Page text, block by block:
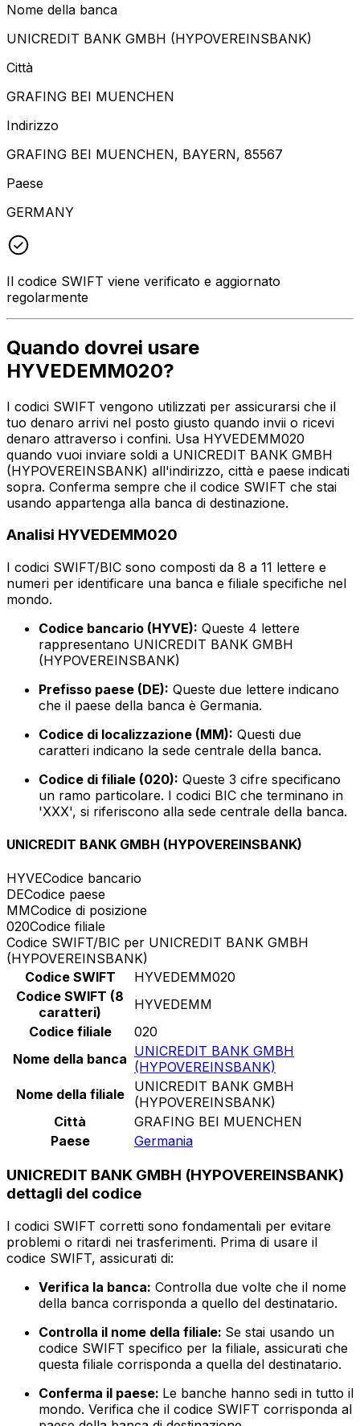
Nome della banca
UNICREDIT BANK GMBH (HYPOVEREINSBANK)
Città
GRAFING BEI MUENCHEN
Indirizzo
GRAFING BEI MUENCHEN, BAYERN, 85567
Paese
GERMANY
Il codice SWIFT viene verificato e aggiornato
regolarmente
Quando dovrei usare
HYVEDEMM020?
I codici SWIFT vengono utilizzati per assicurarsi che il
tuo denaro arrivi nel posto giusto quando invii o ricevi
denaro attraverso i confini. Usa HYVEDEMM020
quando vuoi inviare soldi a UNICREDIT BANK GMBH
(HYPOVEREINSBANK) all'indirizzo, città e paese indicati
sopra. Conferma sempre che il codice SWIFT che stai
usando appartenga alla banca di destinazione.
Analisi HYVEDEMM020
I codici SWIFT/BIC sono composti da 8 a 11 lettere e
numeri per identificare una banca e filiale specifiche nel
mondo.
Codice bancario (HYVE): Queste 4 lettere
rappresentano UNICREDIT BANK GMBH
(HYPOVEREINSBANK)
Prefisso paese (DE): Queste due lettere indicano
che il paese della banca è Germania.
Codice di localizzazione (MM): Questi due
caratteri indicano la sede centrale della banca.
Codice di filiale (020): Queste 3 cifre specificano
un ramo particolare. I codici BIC che terminano in
'XXX', si riferiscono alla sede centrale della banca.
UNICREDIT BANK GMBH (HYPOVEREINSBANK)
HYVECodice bancario
DECodice paese
MMCodice di posizione
020Codice filiale
Codice SWIFT/BIC per UNICREDIT BANK GMBH
(HYPOVEREINSBANK)
Codice SWIFT
HYVEDEMM020
Codice SWIFT (8
caratteri)
HYVEDEMM
Codice filiale
020
Nome della banca UNICREDIT BANK GMBH
(HYPOVEREINSBANK)
Nome della filiale
UNICREDIT BANK GMBH
(HYPOVEREINSBANK)
Città
GRAFING BEI MUENCHEN
Paese
Germania
UNICREDIT BANK GMBH (HYPOVEREINSBANK)
dettagli del codice
I codici SWIFT corretti sono fondamentali per evitare
problemi o ritardi nei trasferimenti. Prima di usare il
codice SWIFT, assicurati di:
Verifica la banca: Controlla due volte che il nome
della banca corrisponda a quello del destinatario.
Controlla il nome della filiale: Se stai usando un
codice SWIFT specifico per la filiale, assicurati che
questa filiale corrisponda a quella del destinatario.
Conferma il paese: Le banche hanno sedi in tutto il
mondo. Verifica che il codice SWIFT corrisponda al